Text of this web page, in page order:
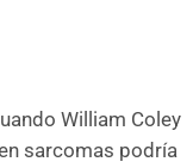
William Coley
sarcomas podría